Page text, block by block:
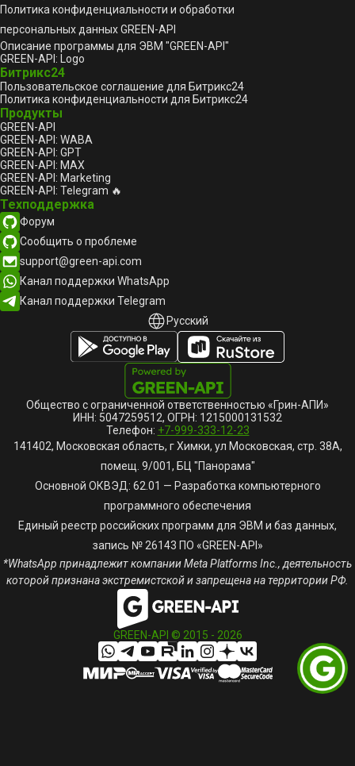
Политика конфиденциальности и обработки
персональных данных GREEN-API
Описание программы для ЭВМ "GREEN-API"
GREEN-API: Logo
Битрикс24
Пользовательское соглашение для Битрикс24
Политика конфиденциальности для Битрикс24
Продукты
GREEN-API
GREEN-API: WABA
GREEN-API: GPT
GREEN-API: MAX
GREEN-API: Marketing
GREEN-API: Telegram 🔥
Техподдержка
Форум
Сообщить о проблеме
support@green-api.com
Канал поддержки WhatsApp
Канал поддержки Telegram
Русский
Русский
English
Общество с ограниченной ответственностью «Грин-АПИ»
ИНН: 5047259512, ОГРН: 1215000131532
Телефон: +7-999-333-12-23
141402, Московская область, г Химки, ул Московская, стр. 38А,
помещ. 9/001, БЦ "Панорама"
Основной ОКВЭД: 62.01 — Разработка компьютерного
программного обеспечения
Единый реестр российских программ для ЭВМ и баз данных,
запись № 26143 ПО «GREEN-API»
*WhatsApp принадлежит компании Meta Platforms Inc., деятельность
которой признана экстремистской и запрещена на территории РФ.
GREEN-API © 2015 - 2026